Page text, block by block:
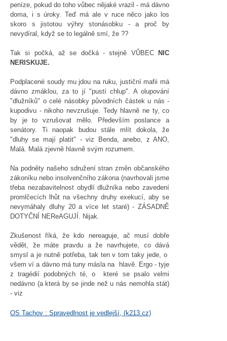
peníze, pokud do toho vůbec nějaké vrazil - má dávno
doma, i s úroky. Teď má ale v ruce něco jako los
skoro s jistotou výhry stonásobku - a proč by
nevydíral, když se to legálně smí, že ??
Tak si počká, až se dočká - stejně VŮBECNIC
NERISKUJE.
Podplacené soudy mu jdou na ruku, justiční mafii má
dávno zmáklou, za to jí "pustí chlup". A olupování
"dlužníků" o celé násobky původních částek u nás -
kupodivu - nikoho nevzrušuje. Tedy hlavně ne ty, co
by je to vzrušovat mělo. Především poslance a
senátory. Ti naopak budou stále mlít dokola, že
"dluhy se mají platit" - viz Benda, anebo, z ANO,
Malá. Malá zjevně hlavně svým rozumem.
Na podněty našeho sdružení stran změn občanského
zákoníku nebo insolvenčního zákona (navrhovali jsme
třeba nezabavitelnost obydlí dlužníka nebo zavedení
promlčecích lhůt na všechny druhy exekucí, aby se
nevymáhaly dluhy 20 a více let staré) - ZÁSADNĚ
DOTYČNÍ NEReAGUJÍ. Nijak.
Zkušenost říká, že kdo nereaguje, ač musí dobře
vědět, že máte pravdu a že navrhujete, co dává
smysl a je nutně potřeba, tak ten v tom taky jede, o
všem ví a dávno má tuny másla na hlavě. Ergo - tyje
z tragédií podobných té, o které se psalo velmi
nedávno (a která by se jinde než u nás nemohla stát)
- viz
OS Tachov : Spravedlnost je vedlejší, (k213.cz)